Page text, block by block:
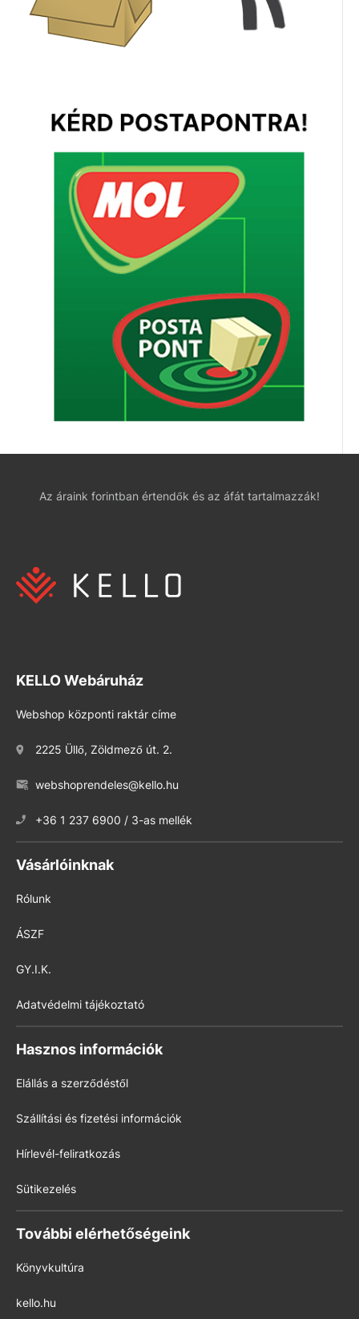
Az áraink forintban értendők és az áfát tartalmazzák!
KELLO Webáruház
Webshop központi raktár címe
2225 Üllő, Zöldmező út. 2.
webshoprendeles@kello.hu
+36 1 237 6900 / 3-as mellék
Vásárlóinknak
Rólunk
ÁSZF
GY.I.K.
Adatvédelmi tájékoztató
Hasznos információk
Elállás a szerződéstől
Szállítási és fizetési információk
Hírlevél-feliratkozás
Sütikezelés
További elérhetőségeink
Könyvkultúra
kello.hu